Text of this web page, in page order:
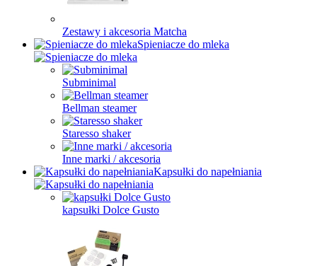
Zestawy i akcesoria Matcha
Spieniacze do mleka
Subminimal
Bellman steamer
Staresso shaker
Inne marki / akcesoria
Kapsułki do napełniania
kapsułki Dolce Gusto